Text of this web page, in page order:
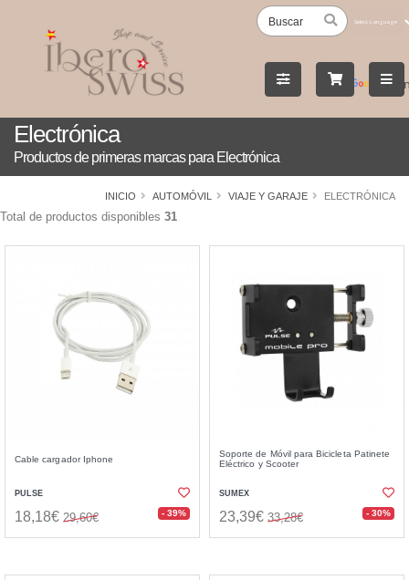
by
Electrónica
Productos de primeras marcas para Electrónica
INICIO AUTOMÓVIL VIAJE Y GARAJE ELECTRÓNICA
Total de productos disponibles 31
Cable cargador Iphone
PULSE
18,18€ 29,60€ - 39%
Soporte de Móvil para Bicicleta Patinete
Eléctrico y Scooter
SUMEX
23,39€ 33,28€ - 30%